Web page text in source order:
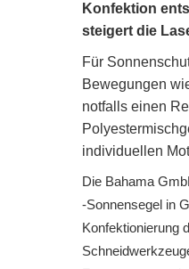
Konfektion
steigert die
Für
Bewegungen
notfalls einen
individuellen
Die Bahama
-Sonnensegel in
Konfektionierung